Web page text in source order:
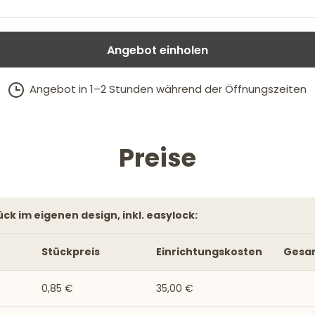
Angebot einholen
Angebot in 1–2 Stunden während der Öffnungszeiten
Preise
im eigenen design, inkl. easylock:
Stückpreis Einrichtungskosten
0,85 € 35,00 €